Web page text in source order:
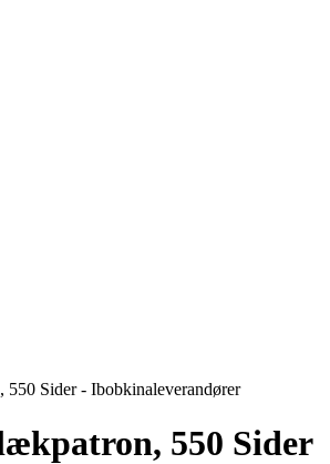
Sider - Ibobkinaleverandører
550 Sider